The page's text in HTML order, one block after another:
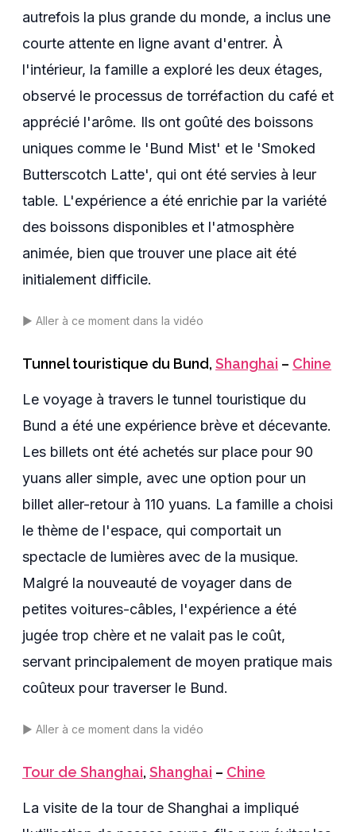
autrefois la plus grande du monde, a inclus une
courte attente en ligne avant d'entrer. À
l'intérieur, la famille a exploré les deux étages,
observé le processus de torréfaction du café et
apprécié l'arôme. Ils ont goûté des boissons
uniques comme le 'Bund Mist' et le 'Smoked
Butterscotch Latte', qui ont été servies à leur
table. L'expérience a été enrichie par la variété
des boissons disponibles et l'atmosphère
animée, bien que trouver une place ait été
initialement difficile.
▶️ Aller à ce moment dans la vidéo
Tunnel touristique du Bund, Shanghai – Chine
Le voyage à travers le tunnel touristique du
Bund a été une expérience brève et décevante.
Les billets ont été achetés sur place pour 90
yuans aller simple, avec une option pour un
billet aller-retour à 110 yuans. La famille a choisi
le thème de l'espace, qui comportait un
spectacle de lumières avec de la musique.
Malgré la nouveauté de voyager dans de
petites voitures-câbles, l'expérience a été
jugée trop chère et ne valait pas le coût,
servant principalement de moyen pratique mais
coûteux pour traverser le Bund.
▶️ Aller à ce moment dans la vidéo
Tour de Shanghai, Shanghai – Chine
La visite de la tour de Shanghai a impliqué